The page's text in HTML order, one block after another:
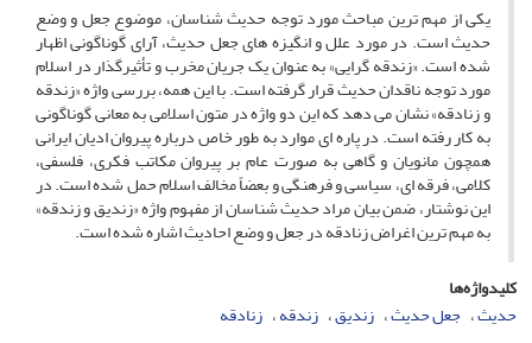
یکی از مهم ترین مباحث مورد توجه حدیث شناسان، موضوع جعل و وضع
حدیث است. در مورد علل و انگیزه های جعل حدیث، آرای گوناگونی اظهار
شده است. «زندقه گرایی» به عنوان یک جریان مخرب و تأثیرگذار در اسلام
مورد توجه ناقدان حدیث قرار گرفته است. با این همه، بررسی واژه «زندقه
و زنادقه» نشان می دهد که این دو واژه در متون اسلامی به معانی گوناگونی
به کار رفته است. در پاره ای موارد به طور خاص درباره پیروان ادیان ایرانی
همچون مانویان و گاهی به صورت عام بر پیروان مکاتب فکری، فلسفی،
کلامی، فرقه ای، سیاسی و فرهنگی و بعضاً مخالف اسلام حمل شده است. در
این نوشتار، ضمن بیان مراد حدیث شناسان از مفهوم واژه «زندیق و زندقه»
به مهم ترین اغراض زنادقه در جعل و وضع احادیث اشاره شده است.
کلیدواژه‌ها
حدیث جعل حدیث زندیق زندقه زنادقه